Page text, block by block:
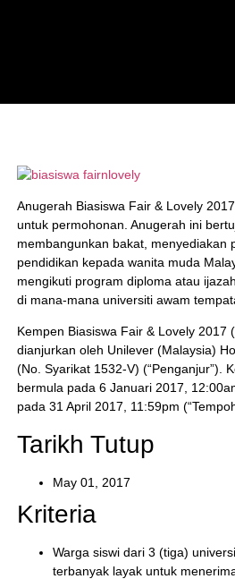
Anugerah Biasiswa Fair & Lovely
untuk permohonan. Anugerah ini
membangunkan bakat, menyediakan
pendidikan kepada wanita muda
mengikuti program diploma atau
di mana-mana universiti awam
Kempen Biasiswa Fair & Lovely 2017
dianjurkan oleh Unilever (Malaysia)
(No. Syarikat 1532-V) (“Penganjur”).
bermula pada 6 Januari 2017,
pada 31 April 2017, 11:59pm
Tarikh Tutup
May 01, 2017
Kriteria
Warga siswi dari 3 (tiga)
terbanyak layak untuk